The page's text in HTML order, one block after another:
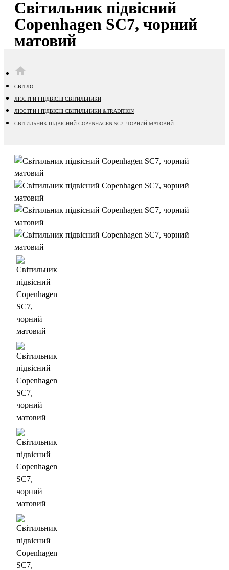
Світильник підвісний
Copenhagen SC7, чорний
матовий
СВІТЛО
ЛЮСТРИ І ПІДВІСНІ СВІТИЛЬНИКИ
ЛЮСТРИ І ПІДВІСНІ СВІТИЛЬНИКИ &TRADITION
СВІТИЛЬНИК ПІДВІСНИЙ COPENHAGEN SC7, ЧОРНИЙ МАТОВИЙ